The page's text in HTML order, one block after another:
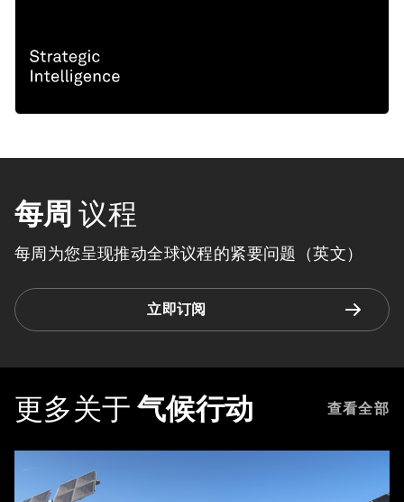
每周 议程
每周为您呈现推动全球议程的紧要问题（英文）
立即订阅
更多关于 气候行动 查看全部